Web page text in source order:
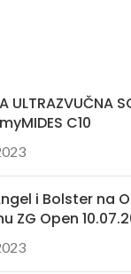
ULTRAZVUČNA
C10
i Bolster na
ZG Open